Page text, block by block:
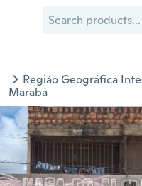
Região Geográfica
Marabá